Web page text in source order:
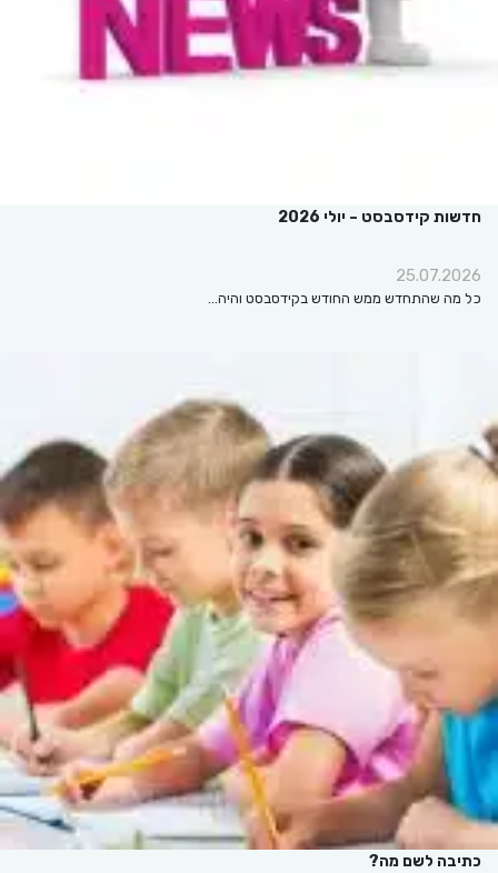
חדשות קידסבסט – יולי 2026
25.07.2026
כל מה שהתחדש ממש החודש בקידסבסט והיה…
כתיבה לשם מה?